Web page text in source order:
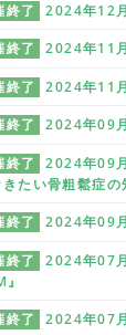
終了 2024年12
終了 2024年11
終了 2024年11
終了 2024年09
終了
2024年09
たい骨粗鬆症の
終了 2024年09
終了
2024年07
終了 2024年07